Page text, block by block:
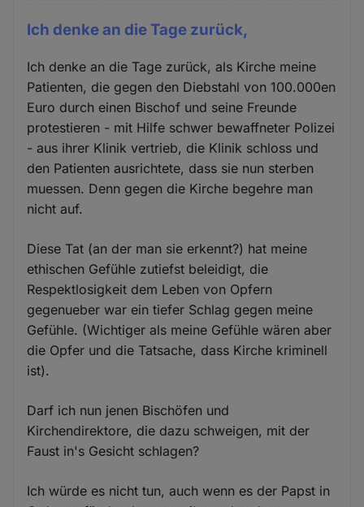
Ich denke an die Tage zurück,
Ich denke an die Tage zurück, als Kirche meine
Patienten, die gegen den Diebstahl von 100.000en
Euro durch einen Bischof und seine Freunde
protestieren - mit Hilfe schwer bewaffneter Polizei
- aus ihrer Klinik vertrieb, die Klinik schloss und
den Patienten ausrichtete, dass sie nun sterben
muessen. Denn gegen die Kirche begehre man
nicht auf.
Diese Tat (an der man sie erkennt?) hat meine
ethischen Gefühle zutiefst beleidigt, die
Respektlosigkeit dem Leben von Opfern
gegenueber war ein tiefer Schlag gegen meine
Gefühle. (Wichtiger als meine Gefühle wären aber
die Opfer und die Tatsache, dass Kirche kriminell
ist).
Darf ich nun jenen Bischöfen und
Kirchendirektore, die dazu schweigen, mit der
Faust in's Gesicht schlagen?
Ich würde es nicht tun, auch wenn es der Papst in